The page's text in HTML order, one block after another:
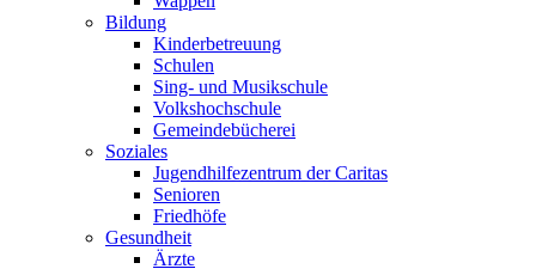
Bildung
Kinderbetreuung
Schulen
Sing- und Musikschule
Volkshochschule
Gemeindebücherei
Soziales
Jugendhilfezentrum der Caritas
Senioren
Friedhöfe
Gesundheit
Ärzte